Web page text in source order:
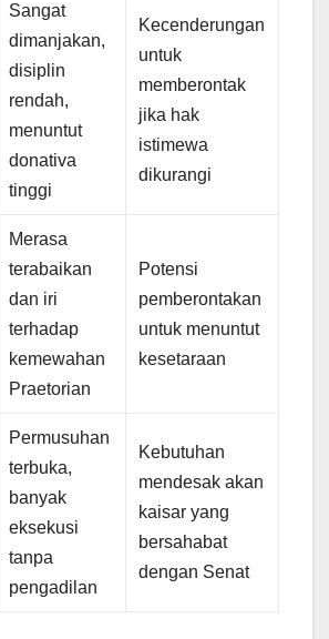
Sangat
dimanjakan,
disiplin
rendah,
menuntut
donativa
tinggi
Kecenderungan
untuk
memberontak
jika hak
istimewa
dikurangi
Merasa
terabaikan
dan iri
terhadap
kemewahan
Praetorian
Potensi
pemberontakan
untuk menuntut
kesetaraan
Permusuhan
terbuka,
banyak
eksekusi
tanpa
pengadilan
Kebutuhan
mendesak akan
kaisar yang
bersahabat
dengan Senat